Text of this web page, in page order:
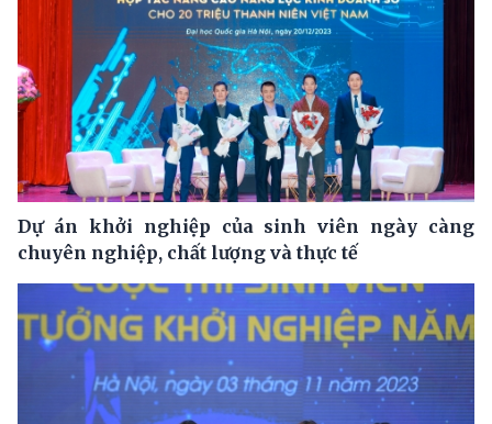
Dự án khởi nghiệp của sinh viên ngày càng
chuyên nghiệp, chất lượng và thực tế